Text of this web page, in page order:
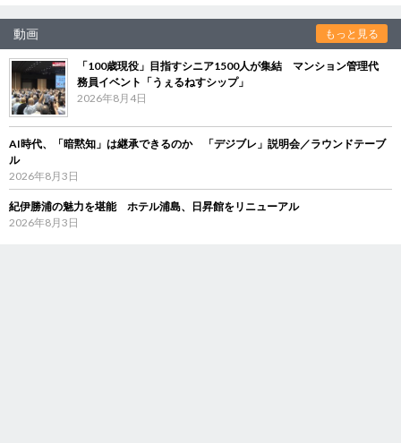
動画 もっと見る
「100歳現役」目指すシニア1500人が集結 マンション管理代
務員イベント「うぇるねすシップ」
2026年8月4日
AI時代、「暗黙知」は継承できるのか 「デジブレ」説明会／ラウンドテーブ
ル
2026年8月3日
紀伊勝浦の魅力を堪能 ホテル浦島、日昇館をリニューアル
2026年8月3日